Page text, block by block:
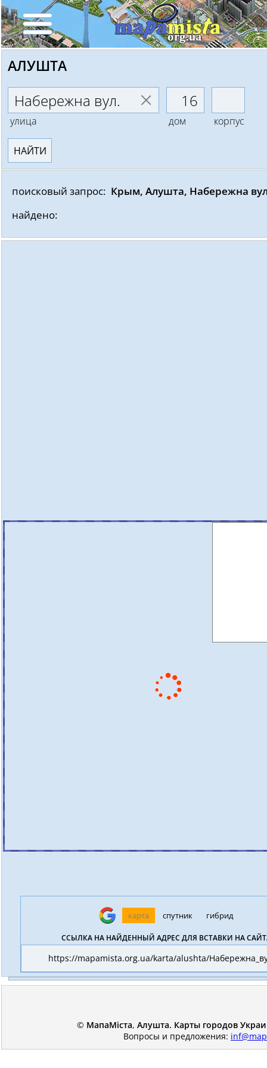
АЛУШТА
улица дом корпус
НАЙТИ
поисковый запрос: Крым, Алушта, Набережна
найдено:
карта спутник гибрид
ССЫЛКА НА НАЙДЕННЫЙ АДРЕС ДЛЯ ВСТАВКИ НА
https://mapamista.org.ua/karta/alushta/
© МапаМіста, Алушта. Карты городов
Вопросы и предложения: